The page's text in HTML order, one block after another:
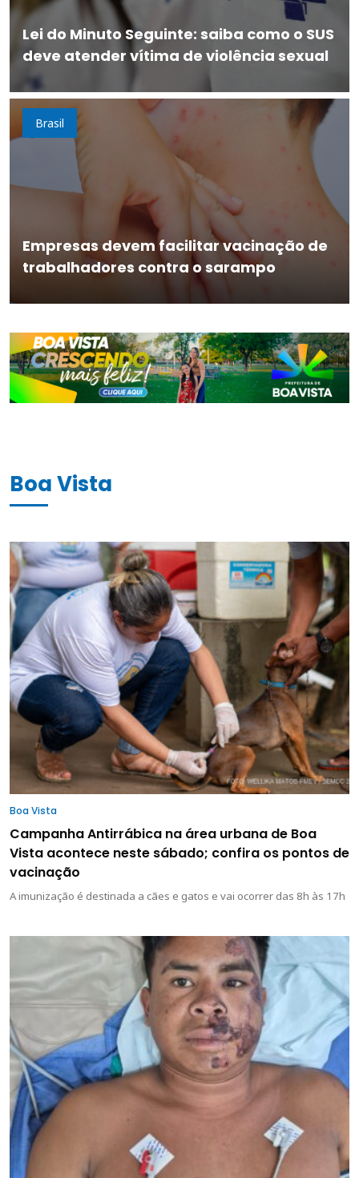
Lei do Minuto Seguinte: saiba como o SUS
deve atender vítima de violência sexual
Brasil
Empresas devem facilitar vacinação de
trabalhadores contra o sarampo
Boa Vista
Boa Vista
Campanha Antirrábica na área urbana de Boa
Vista acontece neste sábado; confira os pontos de
vacinação
A imunização é destinada a cães e gatos e vai ocorrer das 8h às 17h